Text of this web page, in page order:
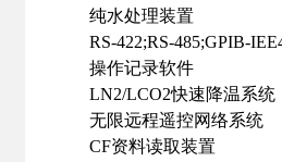
纯水处理装置
RS-422;RS-485;GPIB-
操作记录软件
LN2/LCO2快速降温系统
无限远程遥控网络系统
CF资料读取装置